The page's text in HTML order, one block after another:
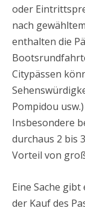
oder
nach
enthalten die
Citypässen
Pompidou
Insbesondere
durchaus 2 bis
Vorteil von
Eine Sache
der Kauf des